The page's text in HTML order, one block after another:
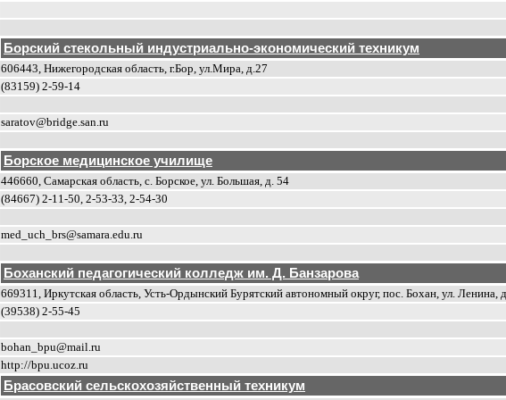
Борский стекольный индустриально-экономический техникум
606443, Нижегородская область, г.Бор, ул.Мира, д.27
(83159) 2-59-14
saratov@bridge.san.ru
Борское медицинское училище
446660, Самарская область, с. Борское, ул. Большая, д. 54
(84667) 2-11-50, 2-53-33, 2-54-30
med_uch_brs@samara.edu.ru
Боханский педагогический колледж им. Д. Банзарова
669311, Иркутская область, Усть-Ордынский Бурятский автономный округ, пос. Бохан, ул. Ленина,
(39538) 2-55-45
bohan_bpu@mail.ru
http://bpu.ucoz.ru
Брасовский сельскохозяйственный техникум